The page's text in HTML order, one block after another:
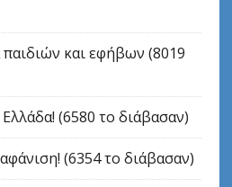
και εφήβων (8019
(6580 το διάβασαν)
(6354 το διάβασαν)